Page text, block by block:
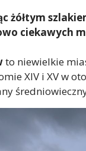
żółtym
ciekawych
to niewielkie
XIV i XV w